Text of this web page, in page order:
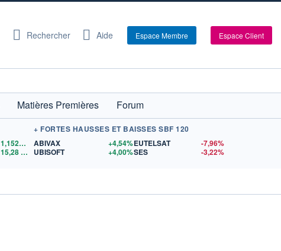
Rechercher Aide Espace Membre Espace Client
Matières Premières
Forum
1,1528$US
15,28$US
+ FORTES HAUSSES ET BAISSES SBF 120
ABIVAX
+4,54%
UBISOFT
+4,00%
EUTELSAT
-7,96%
SES
-3,22%